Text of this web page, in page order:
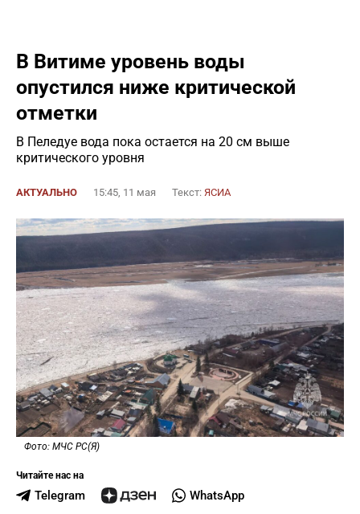
В Витиме уровень воды
опустился ниже критической
отметки
В Пеледуе вода пока остается на 20 см выше
критического уровня
АКТУАЛЬНО 15:45, 11 мая Текст: ЯСИА
Фото: МЧС РС(Я)
Читайте нас на
Telegram WhatsApp